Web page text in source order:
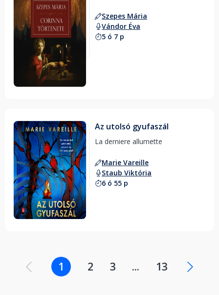
Szepes Mária
Vándor Éva
5 ó 7 p
Az utolsó gyufaszál
Marie Vareille
Staub Viktória
6 ó 55 p
1 2 3 ... 13